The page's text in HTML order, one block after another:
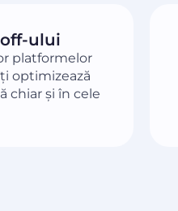
ului
platformelor
optimizează
chiar și în cele